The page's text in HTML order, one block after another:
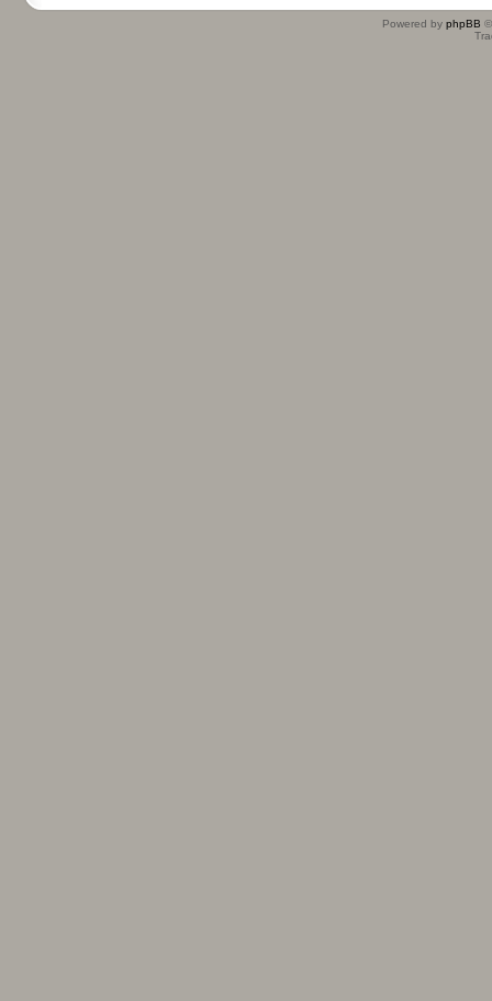
Powered by phpBB